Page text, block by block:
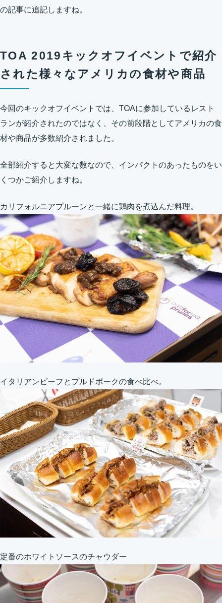
の記事に追記しますね。
TOA 2019キックオフイベントで紹介
された様々なアメリカの食材や商品
今回のキックオフイベントでは、TOAに参加しているレスト
ランが紹介されたのではなく、その前段階としてアメリカの食
材や商品が多数紹介されました。
全部紹介すると大変な数なので、インパクトのあったものをい
くつかご紹介しますね。
カリフォルニアプルーンと一緒に鶏肉を煮込んだ料理。
イタリアンビーフとプルドポークの食べ比べ。
定番のホワイトソースのチャウダー